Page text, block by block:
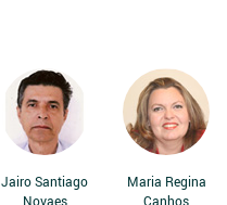
Jairo Santiago
Novaes
Maria Regina
Canhos